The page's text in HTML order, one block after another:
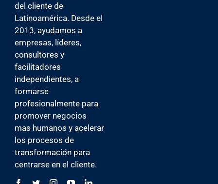
del cliente de
Latinoamérica. Desde el
2013, ayudamos a
empresas, líderes,
consultores y
facilitadores
independientes, a
formarse
profesionalmente para
promover negocios
mas humanos y acelerar
los procesos de
transformación para
centrarse en el cliente.